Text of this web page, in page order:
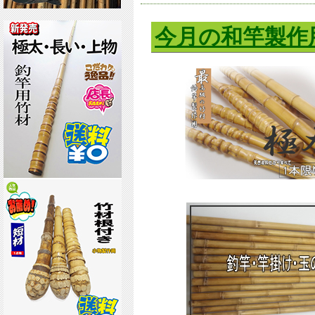
今月の和竿製